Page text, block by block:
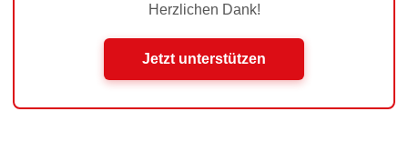
Herzlichen Dank!
Jetzt unterstützen